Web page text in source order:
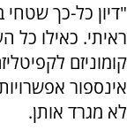
"דיון כל-כך
ראיתי. כאילו כל
קומוניזם
אינספור
לא מגרד אותן.